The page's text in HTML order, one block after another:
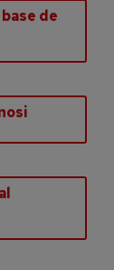
de